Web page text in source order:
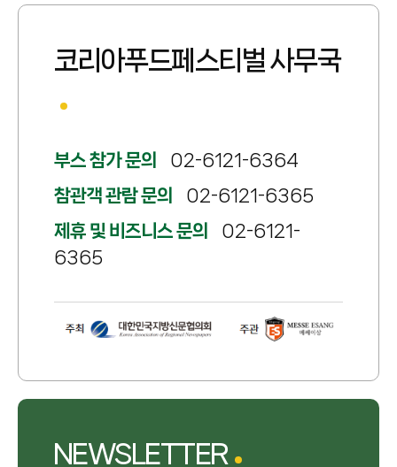
코리아푸드페스티벌 사무국
부스 참가 문의
02-6121-6364
참관객 관람 문의
02-6121-6365
제휴 및 비즈니스 문의
02-6121-
6365
NEWSLETTER